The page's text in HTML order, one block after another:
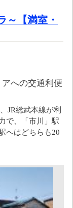
～【満室・
への交通利便
JR総武本線が利
で、「市川」駅
へはどちらも20